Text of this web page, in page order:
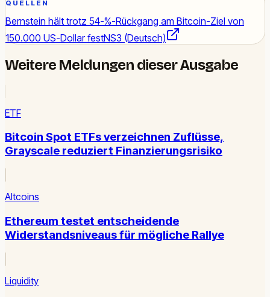
QUELLEN
Bernstein hält trotz 54-%-Rückgang am Bitcoin-Ziel von
150.000 US-Dollar festNS3 (Deutsch)
Weitere Meldungen dieser Ausgabe
ETF
Bitcoin Spot ETFs verzeichnen Zuflüsse,
Grayscale reduziert Finanzierungsrisiko
Altcoins
Ethereum testet entscheidende
Widerstandsniveaus für mögliche Rallye
Liquidity